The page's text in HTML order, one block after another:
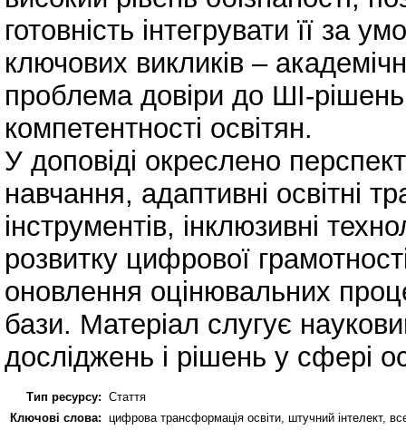
готовність інтегрувати її за
ключових викликів –
проблема довіри до ШІ-рішень
компетентності освітян.
У доповіді окреслено
навчання, адаптивні освітні
інструментів, інклюзивні
розвитку цифрової
оновлення оцінювальних
бази. Матеріал слугує
досліджень і рішень у сфері
Тип ресурсу: Стаття
Ключові слова: цифрова трансформація освіти, штучний інтелект,